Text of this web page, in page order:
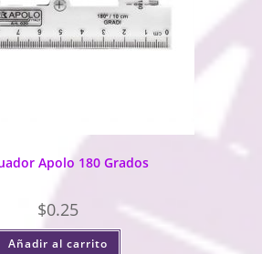
Apolo 180 Grados
$0.25
Añadir al carrito